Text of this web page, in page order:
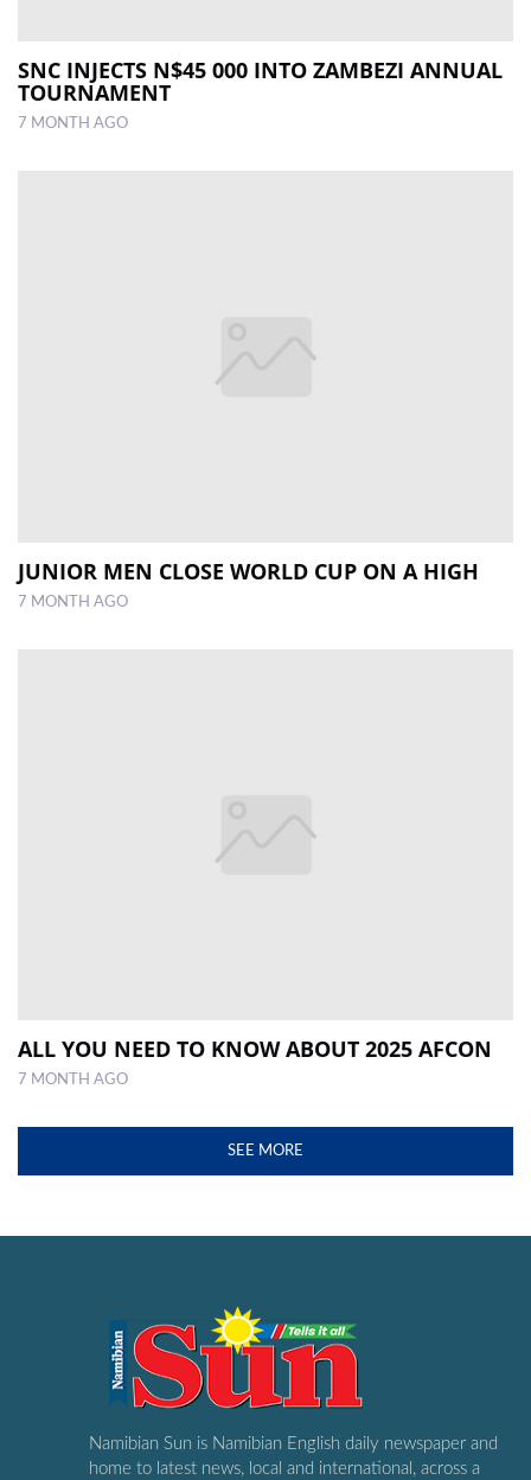
SNC INJECTS N$45 000 INTO ZAMBEZI ANNUAL
TOURNAMENT
7 MONTH AGO
JUNIOR MEN CLOSE WORLD CUP ON A HIGH
7 MONTH AGO
ALL YOU NEED TO KNOW ABOUT 2025 AFCON
7 MONTH AGO
SEE MORE
Namibian Sun is Namibian English daily newspaper and
home to latest news, local and international, across a